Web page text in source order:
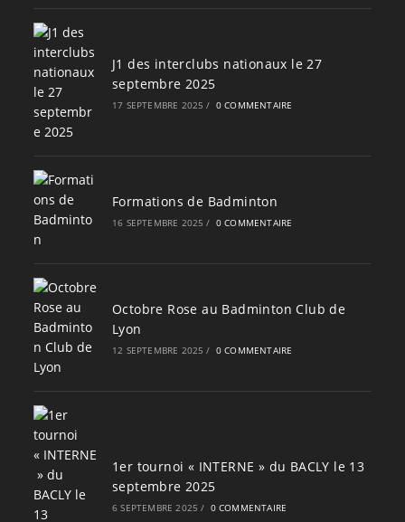
J1 des interclubs nationaux le 27
septembre 2025
17 SEPTEMBRE 2025 / 0 COMMENTAIRE
Formations de Badminton
16 SEPTEMBRE 2025 / 0 COMMENTAIRE
Octobre Rose au Badminton Club de
Lyon
12 SEPTEMBRE 2025 / 0 COMMENTAIRE
1er tournoi « INTERNE » du BACLY le 13
septembre 2025
6 SEPTEMBRE 2025 / 0 COMMENTAIRE